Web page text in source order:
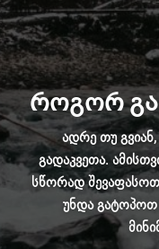
როგორ
ადრე თუ
გადაკვეთა.
სწორად
უნდა გატოპოთ